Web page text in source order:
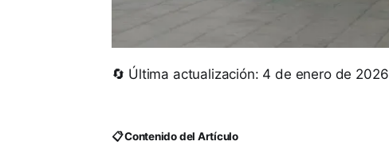
🔄 Última actualización: 4 de enero de 2026
📋 Contenido del Artículo